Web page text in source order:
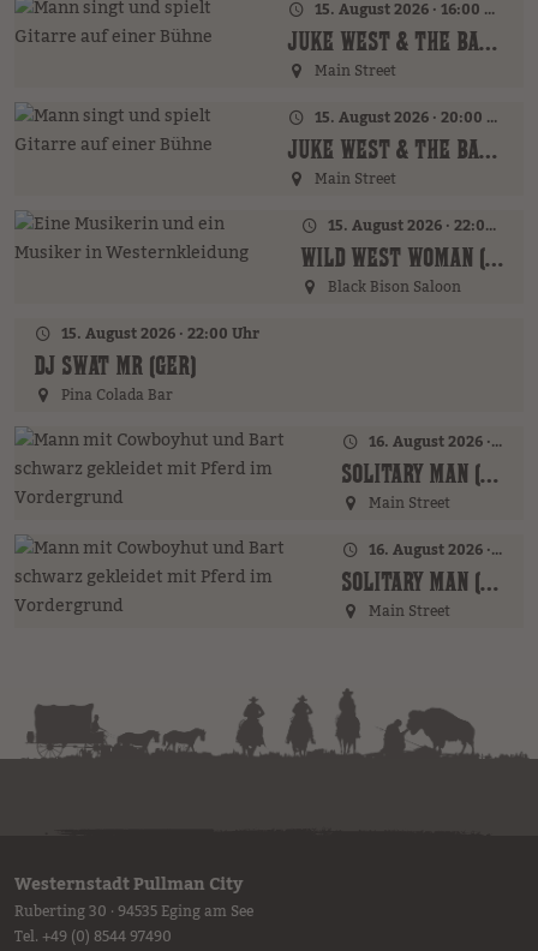
15. August 2026 · 16:00 Uhr – 18:00 Uhr
JUKE WEST & THE BAND (AT)
Main Street
15. August 2026 · 20:00 Uhr
JUKE WEST & THE BAND (AT)
Main Street
15. August 2026 · 22:00 Uhr
WILD WEST WOMAN (GER)
Black Bison Saloon
15. August 2026 · 22:00 Uhr
DJ SWAT MR (GER)
Pina Colada Bar
16. August 2026 · 16:00 Uhr – 17:00 Uhr
SOLITARY MAN (GER)
Main Street
16. August 2026 · 19:00 Uhr
SOLITARY MAN (GER)
Main Street
Westernstadt Pullman City
Ruberting 30 · 94535 Eging am See
Tel. +49 (0) 8544 97490